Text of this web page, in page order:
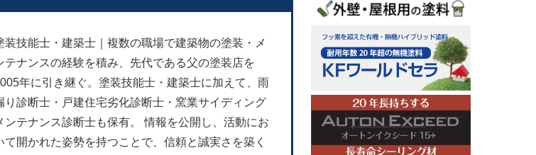
装技能士・建築士｜複数の職場で建築物の塗装・メ
テナンスの経験を積み、先代である父の塗装店を
年に引き継ぐ。塗装技能士・建築士に加えて、雨
り診断士・戸建住宅劣化診断士・窯業サイディング
ンテナンス診断士も保有。 情報を公開し、活動にお
て開かれた姿勢を持つことで、信頼と誠実さを築く